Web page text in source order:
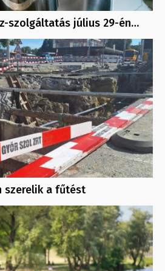
szolgáltatás július 29-én…
szerelik a fűtést